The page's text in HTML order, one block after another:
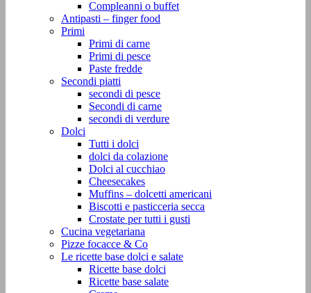
Compleanni o buffet
Antipasti – finger food
Primi
Primi di carne
Primi di pesce
Paste fredde
Secondi piatti
secondi di pesce
Secondi di carne
secondi di verdure
Dolci
Tutti i dolci
dolci da colazione
Dolci al cucchiao
Cheesecakes
Muffins – dolcetti americani
Biscotti e pasticceria secca
Crostate per tutti i gusti
Cucina vegetariana
Pizze focacce & Co
Le ricette base dolci e salate
Ricette base dolci
Ricette base salate